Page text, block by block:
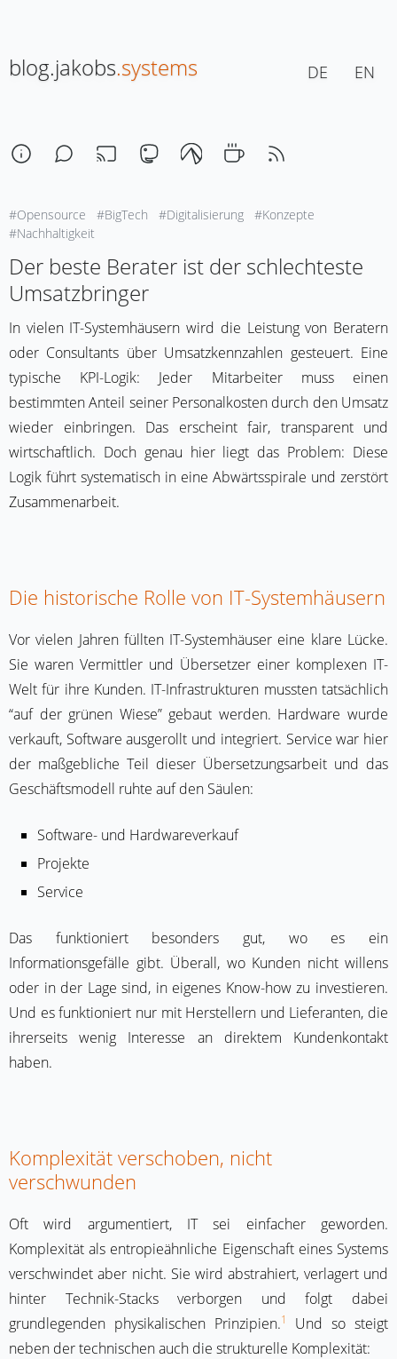
blog.jakobs.systems DE EN
#Opensource #BigTech #Digitalisierung
#Konzepte
#Nachhaltigkeit
20. März 2026, 17:30
Lesezeit: ca. 3 Min
Der beste Berater ist der schlechteste
Umsatzbringer
In vielen IT-Systemhäusern wird die Leistung von Beratern
oder Consultants über Umsatzkennzahlen gesteuert. Eine
typische KPI-Logik: Jeder Mitarbeiter muss einen
bestimmten Anteil seiner Personalkosten durch den Umsatz
wieder einbringen. Das erscheint fair, transparent und
wirtschaftlich. Doch genau hier liegt das Problem: Diese
Logik führt systematisch in eine Abwärtsspirale und zerstört
Zusammenarbeit.
Die historische Rolle von IT-Systemhäusern
Vor vielen Jahren füllten IT-Systemhäuser eine klare Lücke.
Sie waren Vermittler und Übersetzer einer komplexen IT-
Welt für ihre Kunden. IT-Infrastrukturen mussten tatsächlich
“auf der grünen Wiese” gebaut werden. Hardware wurde
verkauft, Software ausgerollt und integriert. Service war hier
der maßgebliche Teil dieser Übersetzungsarbeit und das
Geschäftsmodell ruhte auf den Säulen:
Software- und Hardwareverkauf
Projekte
Service
Das funktioniert besonders gut, wo es ein
Informationsgefälle gibt. Überall, wo Kunden nicht willens
oder in der Lage sind, in eigenes Know-how zu investieren.
Und es funktioniert nur mit Herstellern und Lieferanten, die
ihrerseits wenig Interesse an direktem Kundenkontakt
haben.
Komplexität verschoben, nicht
verschwunden
Oft wird argumentiert, IT sei einfacher geworden.
Komplexität als entropieähnliche Eigenschaft eines Systems
verschwindet aber nicht. Sie wird abstrahiert, verlagert und
hinter Technik-Stacks verborgen und folgt dabei
grundlegenden physikalischen Prinzipien.1
Und so steigt
neben der technischen auch die strukturelle Komplexität: